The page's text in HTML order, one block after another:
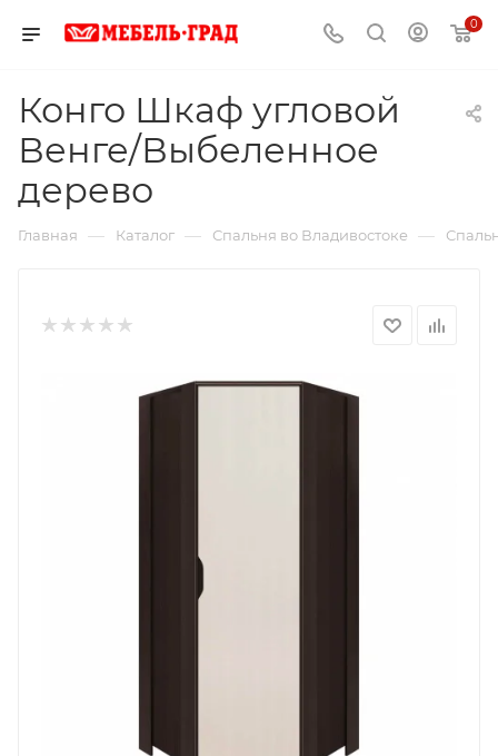
0
Конго Шкаф угловой
Венге/Выбеленное
дерево
Главная — Каталог — Спальня во Владивостоке —